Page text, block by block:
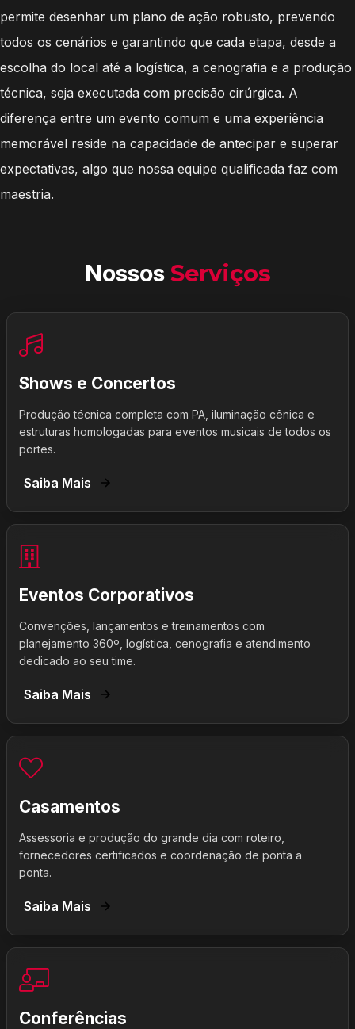
permite desenhar um plano de ação robusto, prevendo
todos os cenários e garantindo que cada etapa, desde a
escolha do local até a logística, a cenografia e a produção
técnica, seja executada com precisão cirúrgica. A
diferença entre um evento comum e uma experiência
memorável reside na capacidade de antecipar e superar
expectativas, algo que nossa equipe qualificada faz com
maestria.
Nossos Serviços
Shows e Concertos
Produção técnica completa com PA, iluminação cênica e
estruturas homologadas para eventos musicais de todos os
portes.
Saiba Mais
Eventos Corporativos
Convenções, lançamentos e treinamentos com
planejamento 360º, logística, cenografia e atendimento
dedicado ao seu time.
Saiba Mais
Casamentos
Assessoria e produção do grande dia com roteiro,
fornecedores certificados e coordenação de ponta a
ponta.
Saiba Mais
Conferências